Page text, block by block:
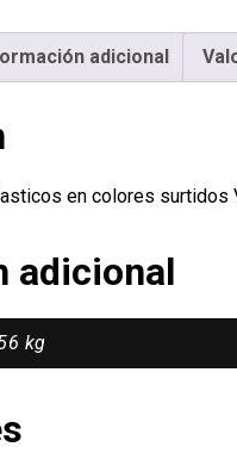
adicional
en colores surtidos
adicional
kg